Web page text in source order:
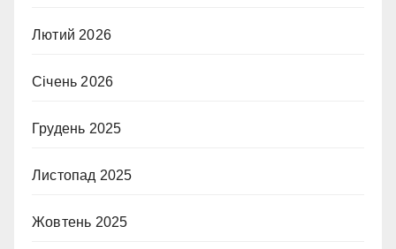
Лютий 2026
Січень 2026
Грудень 2025
Листопад 2025
Жовтень 2025